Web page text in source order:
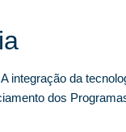
da
dos